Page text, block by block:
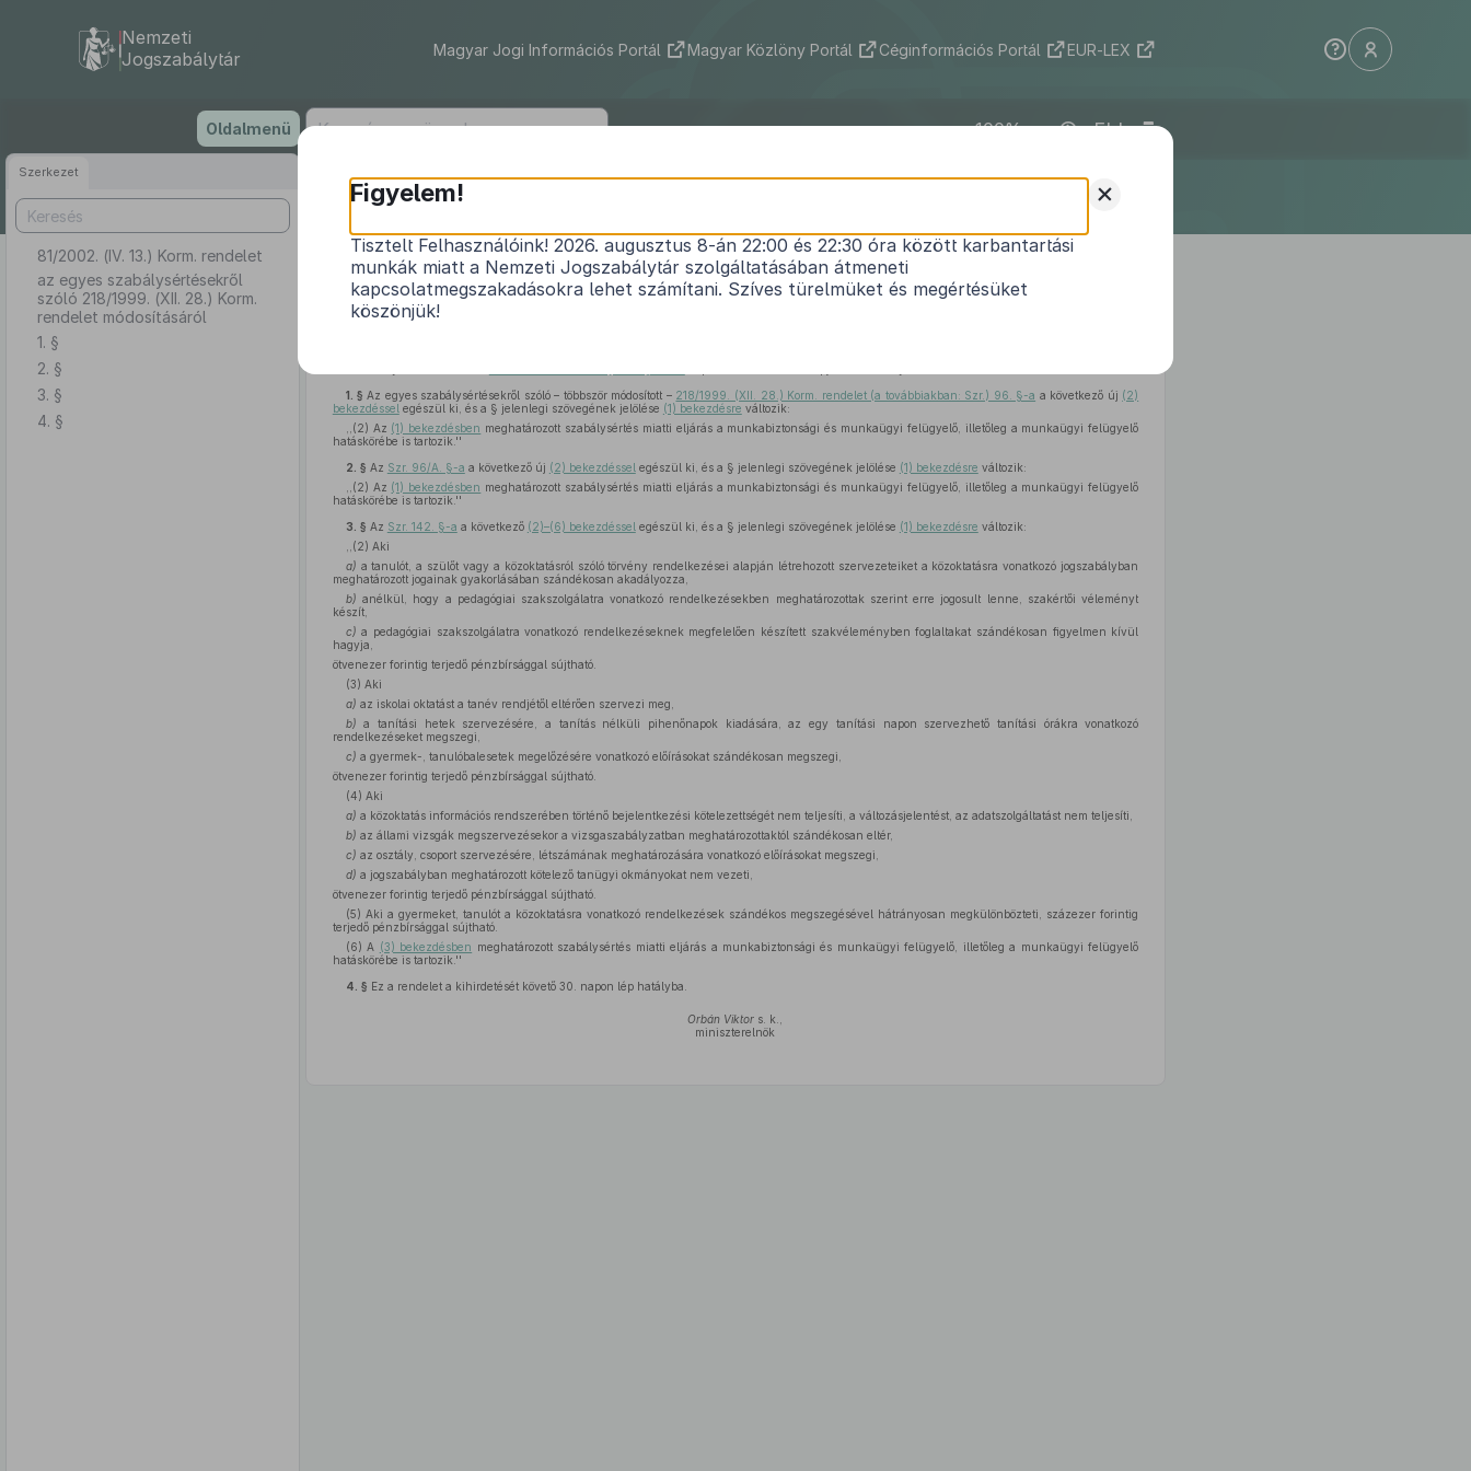
tartalomra
Nemzeti
Jogszabálytár
Magyar Jogi Információs Portál Magyar Közlöny Portál Céginformációs Portál EUR-LEX
Oldalmenü ELI
Szerkezet
81/2002. (IV. 13.) Korm. rendelet
az egyes szabálysértésekről
szóló 218/1999. (XII. 28.) Korm.
rendelet módosításáról
1. §
2. §
3. §
4. §
81/2002. (IV. 13.) Korm. rendelet
az egyes szabálysértésekről szóló218/1999. (XII. 28.) Korm. rendelet
módosításáról
1. § Az egyes szabálysértésekről szóló – többször módosított – 218/1999. (XII. 28.) Korm. rendelet (a továbbiakban: Szr.) 96. §-a a következő új (2)
bekezdéssel egészül ki, és a § jelenlegi szövegének jelölése (1) bekezdésre változik:
,,(2) Az (1) bekezdésben meghatározott szabálysértés miatti eljárás a munkabiztonsági és munkaügyi felügyelő, illetőleg a munkaügyi felügyelő
hatáskörébe is tartozik.''
2. § Az Szr. 96/A. §-a a következő új (2) bekezdéssel egészül ki, és a § jelenlegi szövegének jelölése (1) bekezdésre változik:
,,(2) Az (1) bekezdésben meghatározott szabálysértés miatti eljárás a munkabiztonsági és munkaügyi felügyelő, illetőleg a munkaügyi felügyelő
hatáskörébe is tartozik.''
3. § Az Szr. 142. §-a a következő (2)–(6) bekezdéssel egészül ki, és a § jelenlegi szövegének jelölése (1) bekezdésre változik:
,,(2) Aki
a) a tanulót, a szülőt vagy a közoktatásról szóló törvény rendelkezései alapján létrehozott szervezeteiket a közoktatásra vonatkozó jogszabályban
meghatározott jogainak gyakorlásában szándékosan akadályozza,
b) anélkül, hogy a pedagógiai szakszolgálatra vonatkozó rendelkezésekben meghatározottak szerint erre jogosult lenne, szakértői véleményt
készít,
c) a pedagógiai szakszolgálatra vonatkozó rendelkezéseknek megfelelően készített szakvéleményben foglaltakat szándékosan figyelmen kívül
hagyja,
ötvenezer forintig terjedő pénzbírsággal sújtható.
(3) Aki
a) az iskolai oktatást a tanév rendjétől eltérően szervezi meg,
b) a tanítási hetek szervezésére, a tanítás nélküli pihenőnapok kiadására, az egy tanítási napon szervezhető tanítási órákra vonatkozó
rendelkezéseket megszegi,
c) a gyermek-, tanulóbalesetek megelőzésére vonatkozó előírásokat szándékosan megszegi,
ötvenezer forintig terjedő pénzbírsággal sújtható.
(4) Aki
a) a közoktatás információs rendszerében történő bejelentkezési kötelezettségét nem teljesíti, a változásjelentést, az adatszolgáltatást nem teljesíti,
b) az állami vizsgák megszervezésekor a vizsgaszabályzatban meghatározottaktól szándékosan eltér,
c) az osztály, csoport szervezésére, létszámának meghatározására vonatkozó előírásokat megszegi,
d) a jogszabályban meghatározott kötelező tanügyi okmányokat nem vezeti,
ötvenezer forintig terjedő pénzbírsággal sújtható.
(5) Aki a gyermeket, tanulót a közoktatásra vonatkozó rendelkezések szándékos megszegésével hátrányosan megkülönbözteti, százezer forintig
terjedő pénzbírsággal sújtható.
(6) A (3) bekezdésben meghatározott szabálysértés miatti eljárás a munkabiztonsági és munkaügyi felügyelő, illetőleg a munkaügyi felügyelő
hatáskörébe is tartozik.''
4. § Ez a rendelet a kihirdetését követő 30. napon lép hatályba.
Orbán Viktor s. k.,
miniszterelnök
+
Figyelem!
Tisztelt Felhasználóink! 2026. augusztus 8-án 22:00 és 22:30 óra között karbantartási
munkák miatt a Nemzeti Jogszabálytár szolgáltatásában átmeneti
kapcsolatmegszakadásokra lehet számítani. Szíves türelmüket és megértésüket
köszönjük!